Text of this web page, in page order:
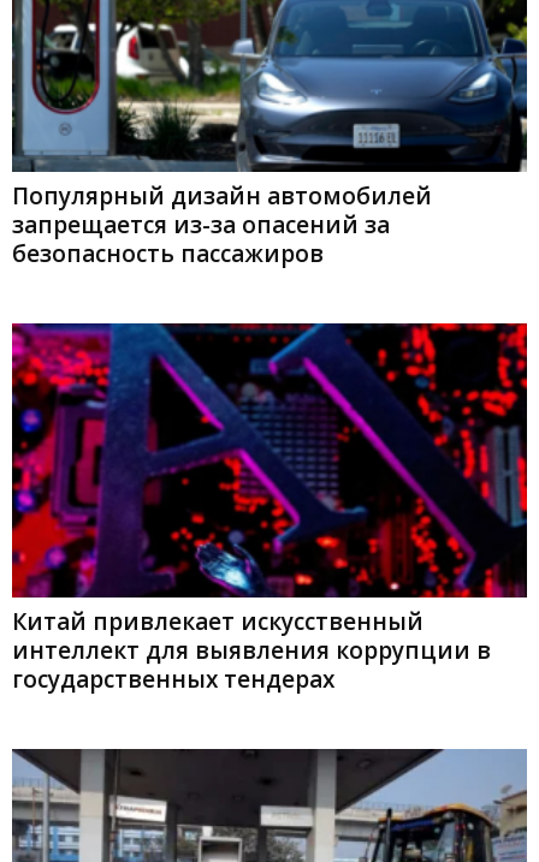
Популярный дизайн автомобилей
запрещается из-за опасений за
безопасность пассажиров
Китай привлекает искусственный
интеллект для выявления коррупции в
государственных тендерах